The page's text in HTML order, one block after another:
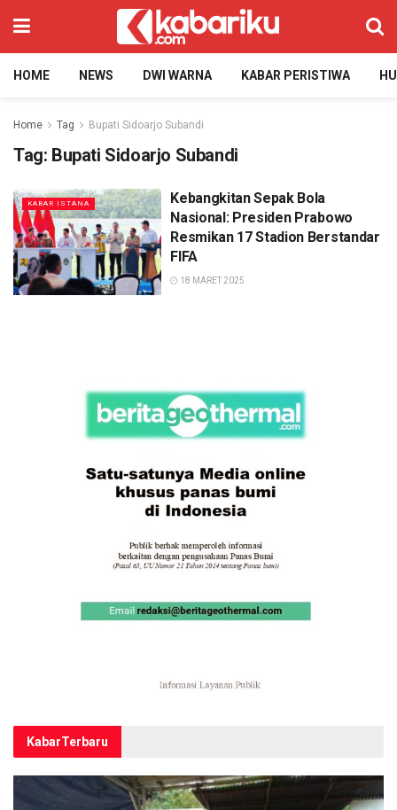
HOME NEWS DWI WARNA KABAR PERISTIWA
Home Tag Bupati Sidoarjo Subandi
Tag: Bupati Sidoarjo Subandi
KABAR ISTANA
Kebangkitan Sepak Bola
Nasional: Presiden Prabowo
Resmikan 17 Stadion Berstandar
FIFA
18 MARET 2025
KabarTerbaru